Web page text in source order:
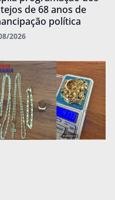
de 68 anos de
política
2026